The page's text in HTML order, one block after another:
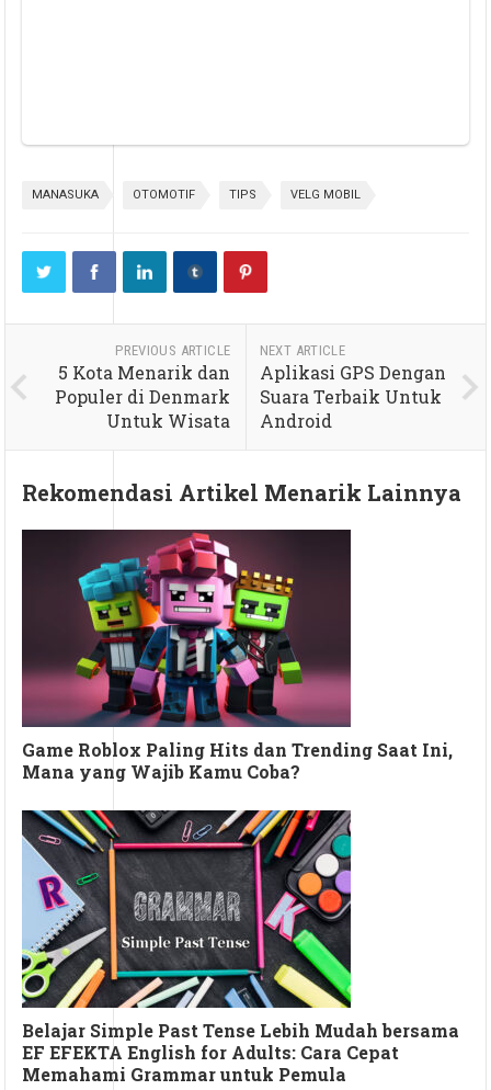
MANASUKA OTOMOTIF TIPS VELG MOBIL
PREVIOUS ARTICLE
5 Kota Menarik dan
Populer di Denmark
Untuk Wisata
NEXT ARTICLE
Aplikasi GPS Dengan
Suara Terbaik Untuk
Android
Rekomendasi Artikel Menarik Lainnya
Game Roblox Paling Hits dan Trending Saat Ini,
Mana yang Wajib Kamu Coba?
Belajar Simple Past Tense Lebih Mudah bersama
EF EFEKTA English for Adults: Cara Cepat
Memahami Grammar untuk Pemula